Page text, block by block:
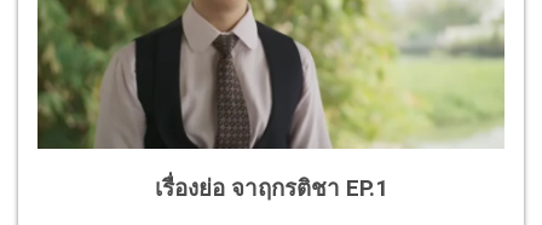
เรื่องย่อ จาฤกรติชา EP.1